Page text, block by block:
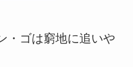
・ゴは窮地に追いや